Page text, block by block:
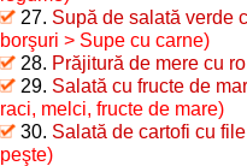
27. Supă de salată verde
borşuri > Supe cu carne)
28. Prăjitură de mere cu
29. Salată cu fructe de
raci, melci, fructe de mare)
30. Salată de cartofi cu
peşte)